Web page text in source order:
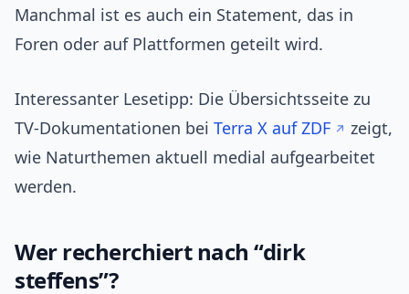
Manchmal ist es auch ein Statement, das in
Foren oder auf Plattformen geteilt wird.
Interessanter Lesetipp: Die Übersichtsseite zu
TV‑Dokumentationen bei Terra X auf ZDF
zeigt,
wie Naturthemen aktuell medial aufgearbeitet
werden.
Wer recherchiert nach “dirk
steffens”?